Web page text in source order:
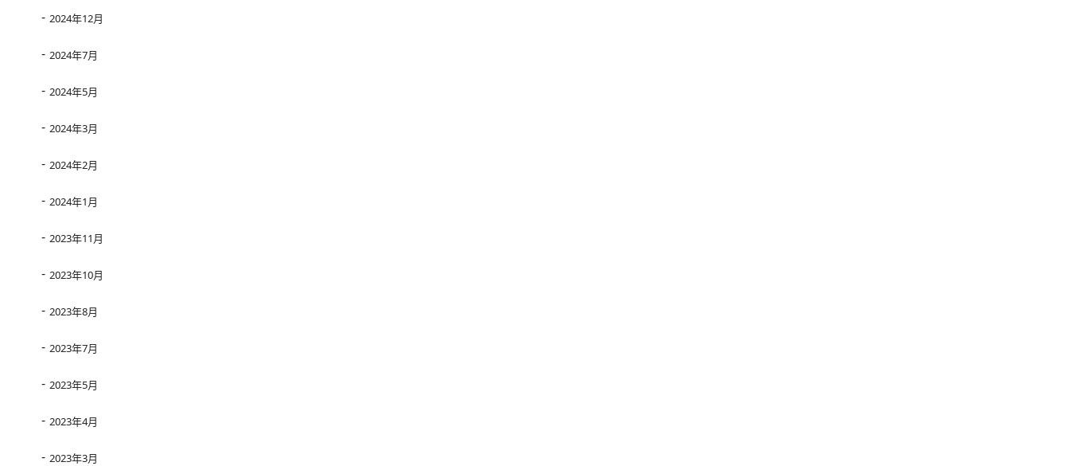
2024年12月
2024年7月
2024年5月
2024年3月
2024年2月
2024年1月
2023年11月
2023年10月
2023年8月
2023年7月
2023年5月
2023年4月
2023年3月